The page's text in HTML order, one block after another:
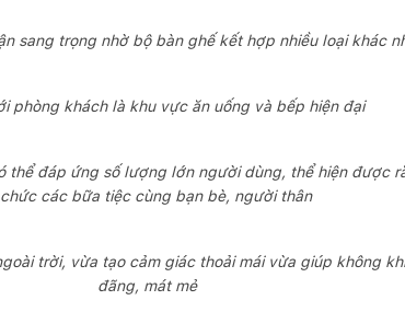
sang trọng nhờ bộ bàn ghế kết hợp nhiều loại khác
phòng khách là khu vực ăn uống và bếp hiện đại
thể đáp ứng số lượng lớn người dùng, thể hiện được
các bữa tiệc cùng bạn bè, người thân
trời, vừa tạo cảm giác thoải mái vừa giúp không
đãng, mát mẻ